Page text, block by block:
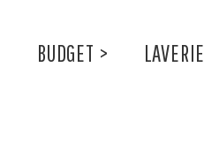
BUDGET > LAVERIE